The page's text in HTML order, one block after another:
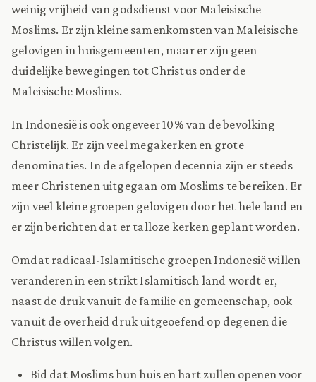
weinig vrijheid van godsdienst voor Maleisische
Moslims. Er zijn kleine samenkomsten van Maleisische
gelovigen in huisgemeenten, maar er zijn geen
duidelijke bewegingen tot Christus onder de
Maleisische Moslims.
In Indonesië is ook ongeveer 10% van de bevolking
Christelijk. Er zijn veel megakerken en grote
denominaties. In de afgelopen decennia zijn er steeds
meer Christenen uitgegaan om Moslims te bereiken. Er
zijn veel kleine groepen gelovigen door het hele land en
er zijn berichten dat er talloze kerken geplant worden.
Omdat radicaal-Islamitische groepen Indonesië willen
veranderen in een strikt Islamitisch land wordt er,
naast de druk vanuit de familie en gemeenschap, ook
vanuit de overheid druk uitgeoefend op degenen die
Christus willen volgen.
Bid dat Moslims hun huis en hart zullen openen voor